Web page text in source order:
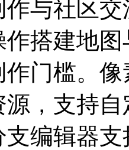
与社区
搭建地
门槛。
，支持
编辑器